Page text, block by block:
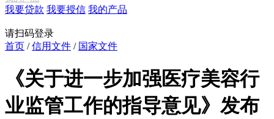
我要贷款 我要授信 我的产品
请扫码登录
首页 /信用文件 / 国家文件
《关于进一步加强医疗美容行
业监管工作的指导意见》发布